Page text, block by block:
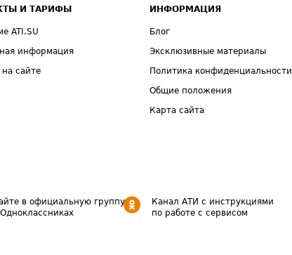
И ТАРИФЫ
ATI.SU
информация
на сайте
ИНФОРМАЦИЯ
Блог
Эксклюзивные материалы
Политика конфиденциальности
Общие положения
Карта сайта
в официальную группу
Канал АТИ с инструкциями
по работе с сервисом